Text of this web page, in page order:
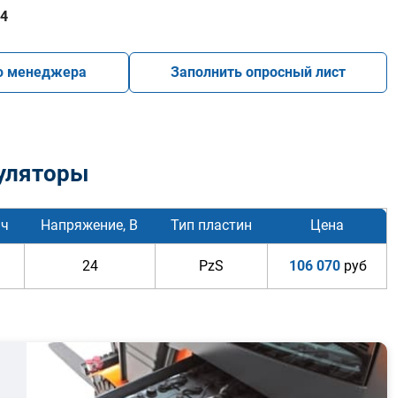
менеджера Заполнить опросный лист
Напряжение, В Тип пластин Цена
24 PzS 106 070руб